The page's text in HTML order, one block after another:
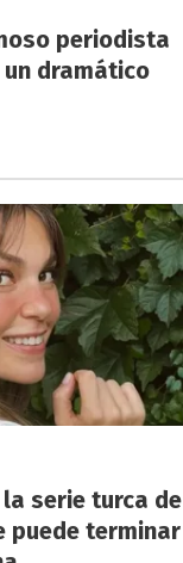
periodista
dramático
serie turca de
puede terminar